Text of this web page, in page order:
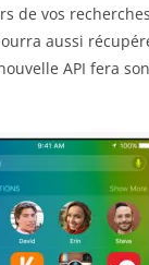
de vos
aussi
API fera